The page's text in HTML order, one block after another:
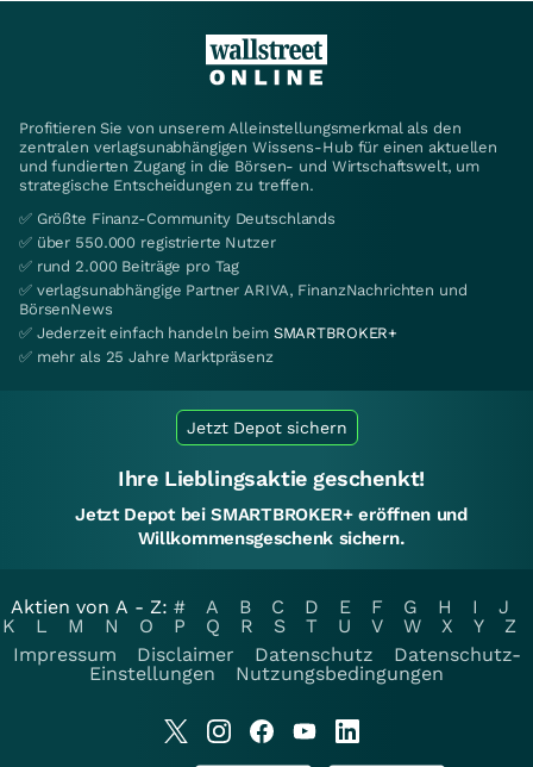
Profitieren Sie von unserem Alleinstellungsmerkmal als den
zentralen verlagsunabhängigen Wissens-Hub für einen aktuellen
und fundierten Zugang in die Börsen- und Wirtschaftswelt, um
strategische Entscheidungen zu treffen.
✅ Größte Finanz-Community Deutschlands
✅ über 550.000 registrierte Nutzer
✅ rund 2.000 Beiträge pro Tag
✅ verlagsunabhängige Partner ARIVA, FinanzNachrichten und
BörsenNews
✅ Jederzeit einfach handeln beim SMARTBROKER+
✅ mehr als 25 Jahre Marktpräsenz
Jetzt Depot sichern
Ihre Lieblingsaktie geschenkt!
Jetzt Depot bei SMARTBROKER+ eröffnen und
Willkommensgeschenk sichern.
Aktien von A - Z: # A B C D E F G H I
J
K
L M N O P Q R S T U V W X Y
Z
Impressum
Disclaimer Datenschutz
Datenschutz-
Einstellungen
Nutzungsbedingungen